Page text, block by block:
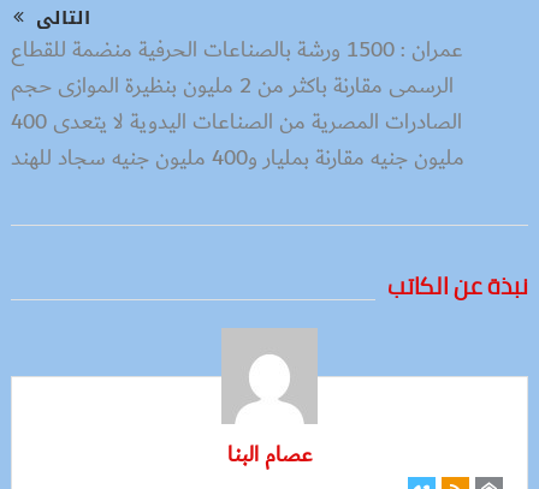
التالى
عمران : 1500 ورشة بالصناعات الحرفية منضمة للقطاع
الرسمى مقارنة باكثر من 2 مليون بنظيرة الموازى حجم
الصادرات المصرية من الصناعات اليدوية لا يتعدى 400
مليون جنيه مقارنة بمليار و400 مليون جنيه سجاد للهند
نبذة عن الكاتب
عصام البنا